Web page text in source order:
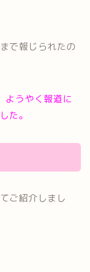
で報じられたの
ようやく報道に
た。
ご紹介しまし